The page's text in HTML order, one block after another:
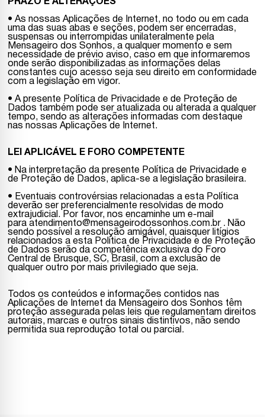
PRAZO E ALTERAÇÕES
• As nossas Aplicações de Internet, no todo ou em cada
uma das suas abas e seções, podem ser encerradas,
suspensas ou interrompidas unilateralmente pela
Mensageiro dos Sonhos, a qualquer momento e sem
necessidade de prévio aviso, caso em que informaremos
onde serão disponibilizadas as informações delas
constantes cujo acesso seja seu direito em conformidade
com a legislação em vigor.
• A presente Política de Privacidade e de Proteção de
Dados também pode ser atualizada ou alterada a qualquer
tempo, sendo as alterações informadas com destaque
nas nossas Aplicações de Internet.
LEI APLICÁVEL E FORO COMPETENTE
• Na interpretação da presente Política de Privacidade e
de Proteção de Dados, aplica-se a legislação brasileira.
• Eventuais controvérsias relacionadas a esta Política
deverão ser preferencialmente resolvidas de modo
extrajudicial. Por favor, nos encaminhe um e-mail
para atendimento@mensageirodossonhos.com.br . Não
sendo possível a resolução amigável, quaisquer litígios
relacionados a esta Política de Privacidade e de Proteção
de Dados serão da competência exclusiva do Foro
Central de Brusque, SC, Brasil, com a exclusão de
qualquer outro por mais privilegiado que seja.
Todos os conteúdos e informações contidos nas
Aplicações de Internet da Mensageiro dos Sonhos têm
proteção assegurada pelas leis que regulamentam direitos
autorais, marcas e outros sinais distintivos, não sendo
permitida sua reprodução total ou parcial.